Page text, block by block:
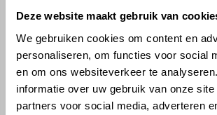
Deze website maakt gebruik van
We gebruiken cookies om content en
personaliseren, om functies voor social
en om ons websiteverkeer te
informatie over uw gebruik van onze site
partners voor social media, adverteren
check_circleDé bouwmarkt van Altena
check_circle Direct uit grote voorraad geleverd met eigen
check_circleLevering in NL en BE